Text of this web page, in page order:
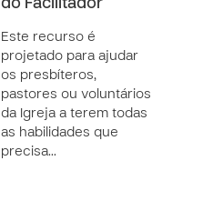
do Facilitador
Este recurso é
projetado para ajudar
os presbíteros,
pastores ou voluntários
da Igreja a terem todas
as habilidades que
precisa…